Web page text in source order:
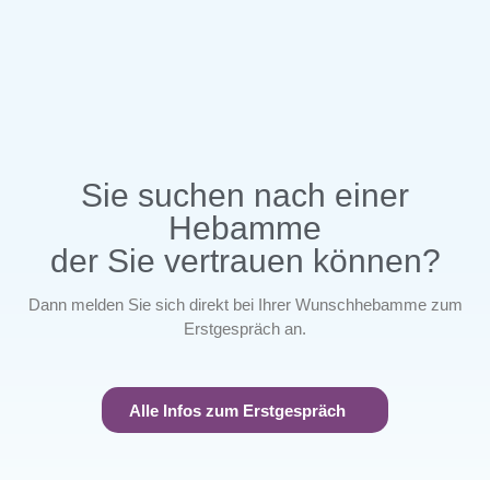
Sie suchen nach einer
Hebamme
der Sie vertrauen können?
Dann melden Sie sich direkt bei Ihrer Wunschhebamme zum
Erstgespräch an.
Alle Infos zum Erstgespräch